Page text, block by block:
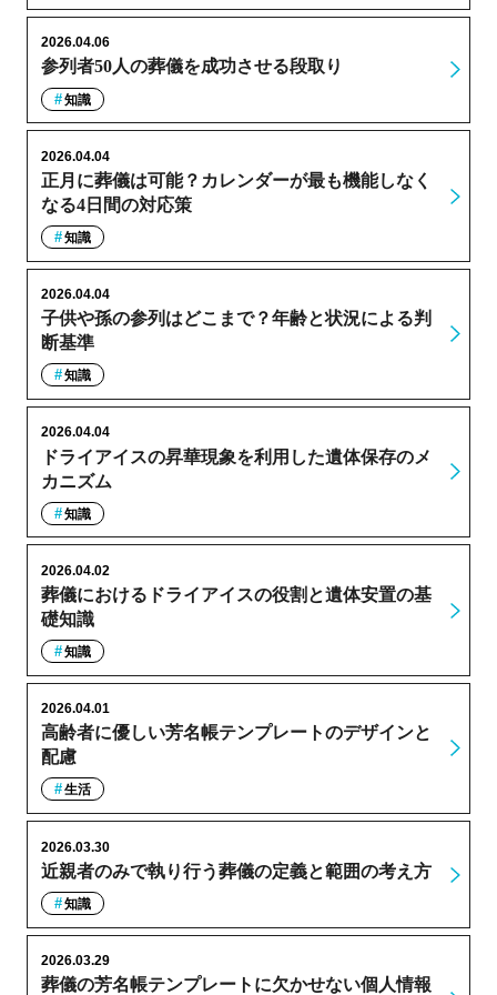
参列者50人の葬儀を成功させる段取り
2026.04.06
知識
正月に葬儀は可能？カレンダーが最も機能しなく
なる4日間の対応策
2026.04.04
知識
子供や孫の参列はどこまで？年齢と状況による判
断基準
2026.04.04
知識
ドライアイスの昇華現象を利用した遺体保存のメ
カニズム
2026.04.04
知識
葬儀におけるドライアイスの役割と遺体安置の基
礎知識
2026.04.02
知識
高齢者に優しい芳名帳テンプレートのデザインと
配慮
2026.04.01
生活
近親者のみで執り行う葬儀の定義と範囲の考え方
2026.03.30
知識
葬儀の芳名帳テンプレートに欠かせない個人情報
2026.03.29